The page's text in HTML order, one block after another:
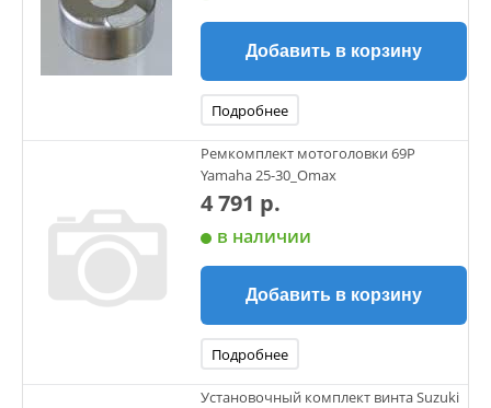
Добавить в корзину
Подробнее
Ремкомплект мотоголовки 69P
Yamaha 25-30_Omax
4 791 р.
в наличии
Добавить в корзину
Подробнее
Установочный комплект винта Suzuki